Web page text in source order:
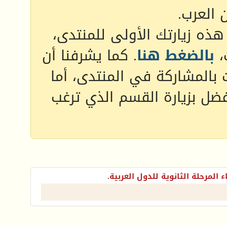
العرب.
زيارتك الأولى للمنتدى،
بالضغط هنا. كما يشرفنا أن
بالمشاركة في المنتدى، أما
بزيارة القسم الذي ترغب
المرحلة الثانوية للدول العربية.